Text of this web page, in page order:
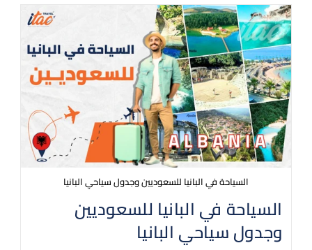
السياحة في البانيا للسعوديين وجدول سياحي البانيا
السياحة في البانيا للسعوديين
وجدول سياحي البانيا